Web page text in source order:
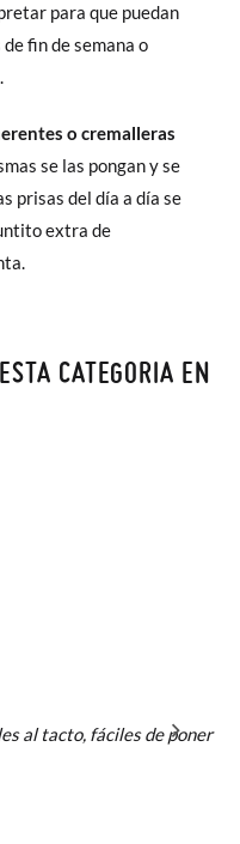
para que puedan
fin de semana o
o cremalleras
se las pongan y se
prisas del día a día se
extra de
CATEGORIA EN
al tacto, fáciles de poner